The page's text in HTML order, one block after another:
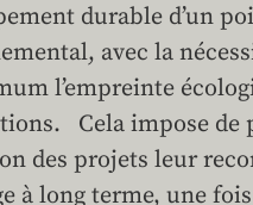
durable d’un
avec la
l’empreinte
Cela impose de
des projets leur
à long terme, une